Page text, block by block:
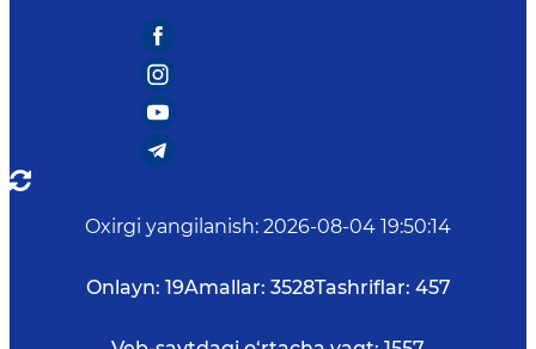
Oxirgi yangilanish: 2026-08-04 19:50:14
Onlayn: 19Amallar: 3528Tashriflar: 457